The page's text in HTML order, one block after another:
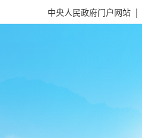
中央人民政府门户网站 |